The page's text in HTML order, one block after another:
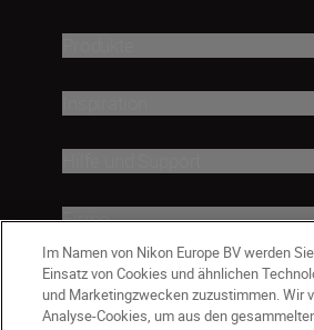
Firma
Im Namen von Nikon Europe BV werden
Einsatz von Cookies und ähnlichen
und Marketingzwecken zuzustimmen. Wir
Analyse-Cookies, um aus den